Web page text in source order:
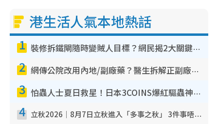
港生活人氣本地熱話
1 裝修拆鐵閘隨時變賊人目標？網民揭2大關鍵用途：裝新式等於白裝？附新舊鐵閘分別
2 網傳公院改用內地/副廠藥？醫生拆解正副廠分別 揭4類人換藥隨時出事
3 怕蟲人士夏日救星！日本3COINS爆紅驅蟲神器$45起 1招「全程免觸碰」輕鬆搞定小強
4 立秋2026｜8月7日立秋進入「多事之秋」 3件事唔做得！專家教6招開運 清枱頭／銀包納氣接好運